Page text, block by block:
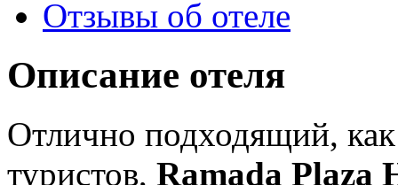
Отзывы об отеле
Описание отеля
Отлично подходящий,
туристов, Ramada Plaza